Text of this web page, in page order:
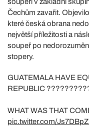
Čechům zavařit.
které česká obrana
největší příležitosti a
soupeř po
stopery.
GUATEMALA HAVE
REPUBLIC
WHAT WAS THAT
pic.twitter.com/